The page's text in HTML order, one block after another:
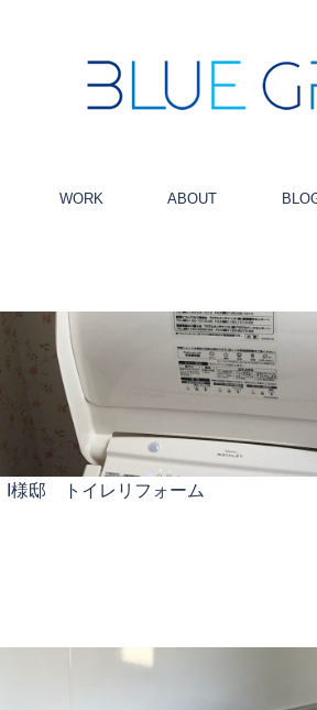
WORK ABOUT
様邸 トイレリフォーム